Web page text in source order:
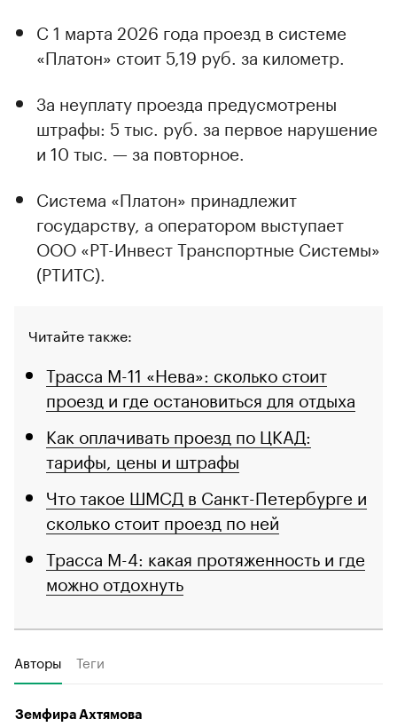
С 1 марта 2026 года проезд в системе
«Платон» стоит 5,19 руб. за километр.
За неуплату проезда предусмотрены
штрафы: 5 тыс. руб. за первое нарушение
и 10 тыс. — за повторное.
Система «Платон» принадлежит
государству, а оператором выступает
ООО «РТ-Инвест Транспортные Системы»
(РТИТС).
Читайте также:
Трасса М-11 «Нева»: сколько стоит
проезд и где остановиться для отдыха
Как оплачивать проезд по ЦКАД:
тарифы, цены и штрафы
Что такое ШМСД в Санкт-Петербурге и
сколько стоит проезд по ней
Трасса М-4: какая протяженность и где
можно отдохнуть
Авторы Теги
Земфира Ахтямова